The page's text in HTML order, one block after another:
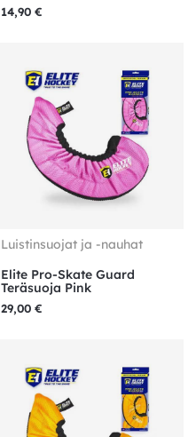
14,90 €
Luistinsuojat ja -nauhat
Elite Pro-Skate Guard
Teräsuoja Pink
29,00 €